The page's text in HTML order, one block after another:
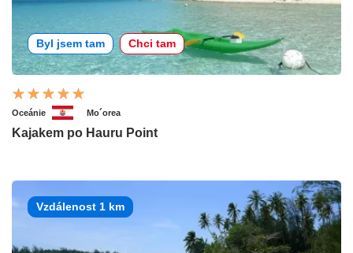
Byl jsem tam Chci tam
Oceánie Mo´orea
Kajakem po Hauru Point
Vzdálenost 1 km